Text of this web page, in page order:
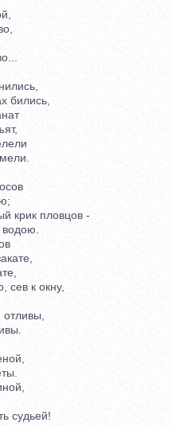
бились,
крик пловцов -
сев к окну,
судьей!